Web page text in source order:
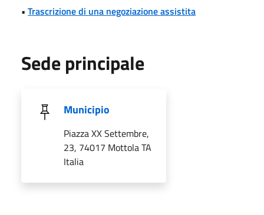
• Trascrizione di una negoziazione assistita
Sede principale
Municipio
Piazza XX Settembre,
23, 74017 Mottola TA
Italia